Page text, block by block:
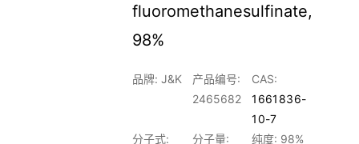
fluoromethanesulfinate,
98%
品牌: J&K
产品编号:
2465682
CAS:
1661836-
10-7
分子式:
分子量:
纯度: 98%